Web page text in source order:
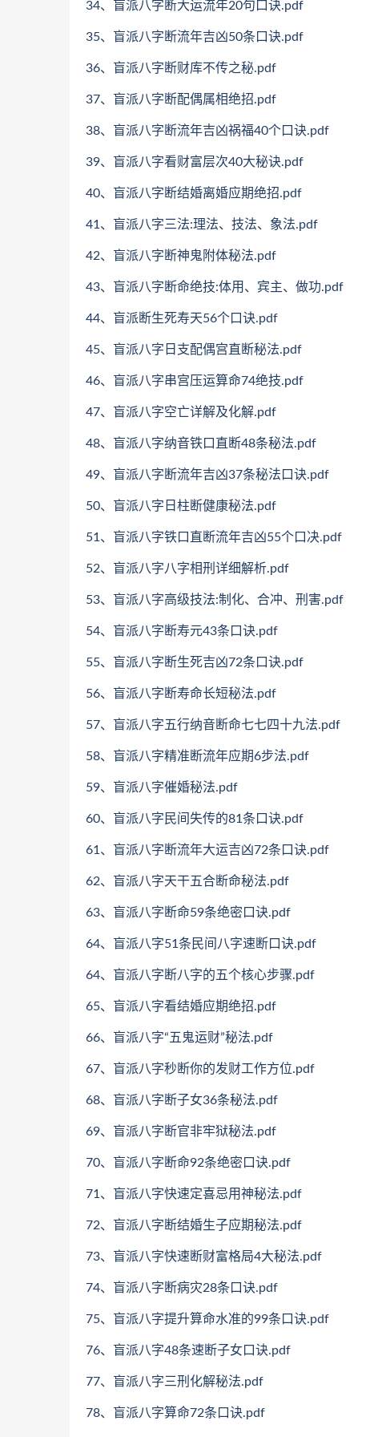
34、盲派八字断大运流年20句口诀.pdf
35、盲派八字断流年吉凶50条口诀.pdf
36、盲派八字断财库不传之秘.pdf
37、盲派八字断配偶属相绝招.pdf
38、盲派八字断流年吉凶祸福40个口诀.pdf
39、盲派八字看财富层次40大秘诀.pdf
40、盲派八字断结婚离婚应期绝招.pdf
41、盲派八字三法:理法、技法、象法.pdf
42、盲派八字断神鬼附体秘法.pdf
43、盲派八字断命绝技:体用、宾主、做功.pdf
44、盲派断生死寿天56个口诀.pdf
45、盲派八字日支配偶宫直断秘法.pdf
46、盲派八字串宫压运算命74绝技.pdf
47、盲派八字空亡详解及化解.pdf
48、盲派八字纳音铁口直断48条秘法.pdf
49、盲派八字断流年吉凶37条秘法口诀.pdf
50、盲派八字日柱断健康秘法.pdf
51、盲派八字铁口直断流年吉凶55个口决.pdf
52、盲派八字八字相刑详细解析.pdf
53、盲派八字高级技法:制化、合冲、刑害.pdf
54、盲派八字断寿元43条口诀.pdf
55、盲派八字断生死吉凶72条口诀.pdf
56、盲派八字断寿命长短秘法.pdf
57、盲派八字五行纳音断命七七四十九法.pdf
58、盲派八字精准断流年应期6步法.pdf
59、盲派八字催婚秘法.pdf
60、盲派八字民间失传的81条口诀.pdf
61、盲派八字断流年大运吉凶72条口诀.pdf
62、盲派八字天干五合断命秘法.pdf
63、盲派八字断命59条绝密口诀.pdf
64、盲派八字51条民间八字速断口诀.pdf
64、盲派八字断八字的五个核心步骤.pdf
65、盲派八字看结婚应期绝招.pdf
66、盲派八字“五鬼运财”秘法.pdf
67、盲派八字秒断你的发财工作方位.pdf
68、盲派八字断子女36条秘法.pdf
69、盲派八字断官非牢狱秘法.pdf
70、盲派八字断命92条绝密口诀.pdf
71、盲派八字快速定喜忌用神秘法.pdf
72、盲派八字断结婚生子应期秘法.pdf
73、盲派八字快速断财富格局4大秘法.pdf
74、盲派八字断病灾28条口诀.pdf
75、盲派八字提升算命水准的99条口诀.pdf
76、盲派八字48条速断子女口诀.pdf
77、盲派八字三刑化解秘法.pdf
78、盲派八字算命72条口诀.pdf